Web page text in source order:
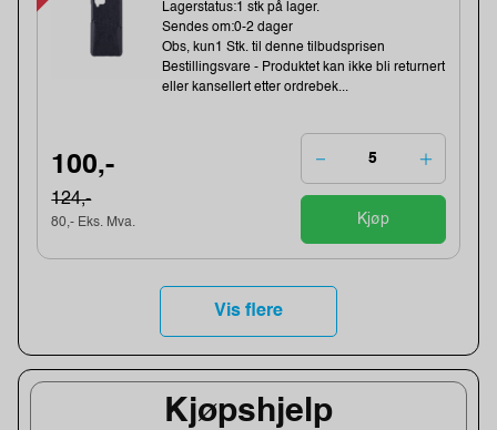
Kjøpshjelp
Lagerstatus:1 stk på lager.
Sendes om:0-2 dager
Obs, kun1 Stk. til denne tilbudsprisen
Bestillingsvare - Produktet kan ikke bli returnert
eller kansellert etter ordrebek...
100,-
124,-
80,- Eks. Mva. Kjøp
Vis flere